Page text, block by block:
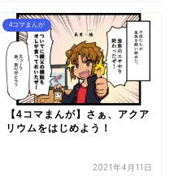
4コマまんが
【4コマまんが】さぁ、アクア
リウムをはじめよう！
2021年4月11日